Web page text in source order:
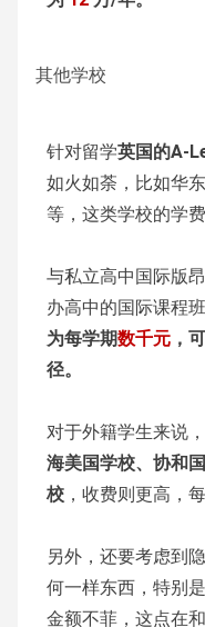
其他学校
针对留学英国的A-
如火如荼，比如华
等，这类学校的学
与私立高中国际版
办高中的国际课程
为每学期数千元 ，
径。
对于外籍学生来说
海美国学校、协和
校 ，收费则更高，
另外，还要考虑到
何一样东西，特别
金额不菲，这点在